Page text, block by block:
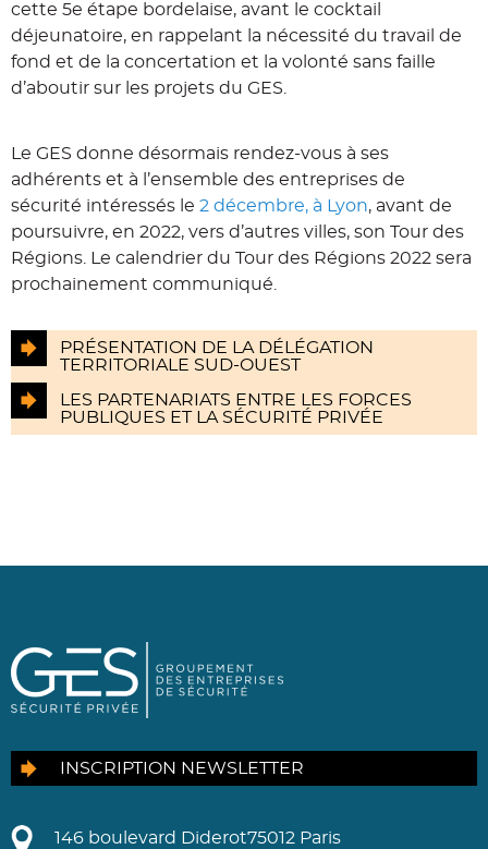
cette 5e étape bordelaise, avant le cocktail
déjeunatoire, en rappelant la nécessité du travail de
fond et de la concertation et la volonté sans faille
d’aboutir sur les projets du GES.
Le GES donne désormais rendez-vous à ses
adhérents et à l’ensemble des entreprises de
sécurité intéressés le 2 décembre, à Lyon, avant de
poursuivre, en 2022, vers d’autres villes, son Tour des
Régions. Le calendrier du Tour des Régions 2022 sera
prochainement communiqué.
PRÉSENTATION DE LA DÉLÉGATION
TERRITORIALE SUD-OUEST
LES PARTENARIATS ENTRE LES FORCES
PUBLIQUES ET LA SÉCURITÉ PRIVÉE
INSCRIPTION NEWSLETTER
146 boulevard Diderot75012 Paris